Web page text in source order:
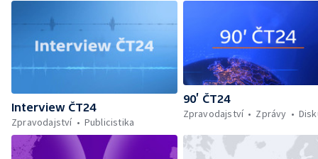
Interview ČT24
Zpravodajství
Publicistika
90’ ČT24
Zpravodajství
Zprávy